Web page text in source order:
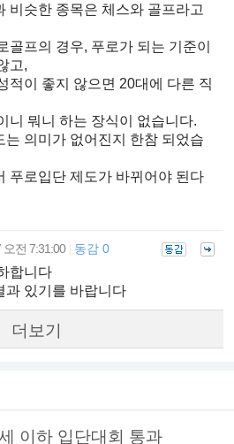
비슷한 종목은 체스와 골프라고
골프의 경우, 푸로가 되는 기준이
고,
적이 좋지 않으면 20대에 다른 직
니 뭐니 하는 장식이 없습니다.
는 의미가 없어진지 한참 되었습
푸로입단 제도가 바뀌어야 된다
오전 7:31:00 동감 0
합니다
과 있기를 바랍니다
더보기
이하 입단대회 통과